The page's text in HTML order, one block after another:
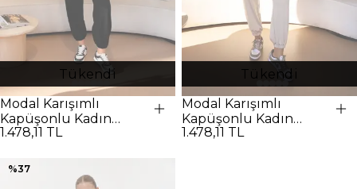
Tükendi
Modal Karışımlı
Kapüşonlu Kadın
Eşofman Takımı -
1.478,11 TL
Tükendi
Modal Karışımlı
Kapüşonlu Kadın
Eşofman Takımı - Taş
1.478,11 TL
%37